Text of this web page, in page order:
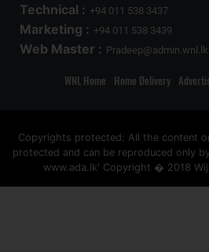
Technical : +94 011 538 3437
Marketing : +94 011 538 3439
Web Master : Pradeep@admin.wnl.lk
WNL Home Home Delivery
Copyrights protected: All the content
protected and can be reproduced only
www.ada.lk' Copyright � 2018